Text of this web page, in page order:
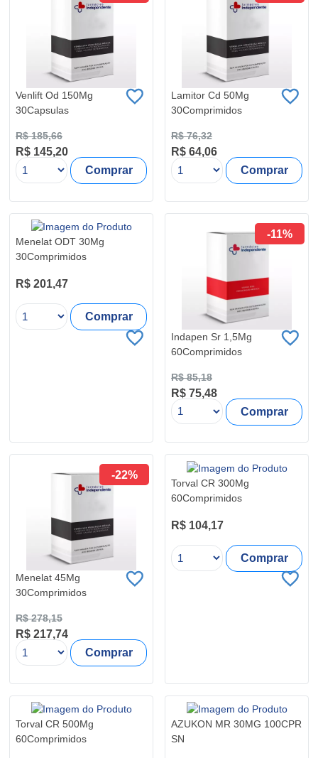
Venlift Od 150Mg
30Capsulas
R$ 185,66
R$ 145,20
Comprar
Lamitor Cd 50Mg
30Comprimidos
R$ 76,32
R$ 64,06
Comprar
Menelat ODT 30Mg
30Comprimidos
R$ 201,47
Comprar
-11%
Indapen Sr 1,5Mg
60Comprimidos
R$ 85,18
R$ 75,48
Comprar
-22%
Menelat 45Mg
30Comprimidos
R$ 278,15
R$ 217,74
Comprar
Torval CR 300Mg
60Comprimidos
R$ 104,17
Comprar
Torval CR 500Mg
60Comprimidos
AZUKON MR 30MG 100CPR
SN